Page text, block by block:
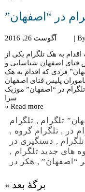
در “اصفهان”
آگوست 26, 2016
به هک تلگرام یکی از
اصفهان شناسایی و
فردی که اقدام به هک
پلیس فتای اصفهان
در “اصفهان” موزیک
سرا
Read more »
تلگرام , تلگرام
در, تلگرام گروه,
, دستگیری در
های جدید تلگرام,
“اصفهان”, هکر در
برگهٔ بعد »